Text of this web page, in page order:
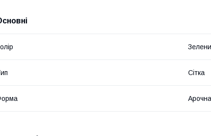
Сітка
Арочна